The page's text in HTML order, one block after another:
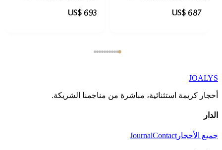
US$ 687
US$ 693
JOALYS
أحجار كريمة استثنائية، مباشرة من مناجمنا الشريكة.
الدار
جميع الأحجار JournalContact